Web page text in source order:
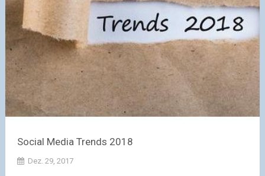
Social Media Trends 2018
Dez. 29, 2017